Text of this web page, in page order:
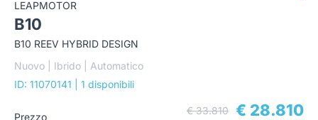
LEAPMOTOR
B10
B10 REEV HYBRID DESIGN
Nuovo | Ibrido | Automatico
ID: 11070141
| 1 disponibili
Prezzo
€ 33.810 € 28.810